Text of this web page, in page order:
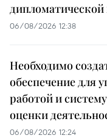
06/08/2026 12:38
Необходимо
обеспечение для
работой и
оценки
06/08/2026 12:24